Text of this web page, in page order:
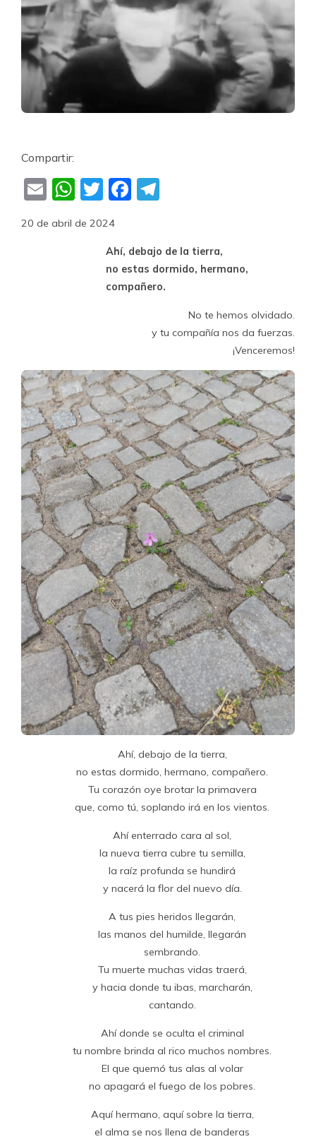
Compartir:
EmailWhatsApp
TwitterFacebook
20 de abril de 2024
Ahí, debajo de la tierra,
no estas dormido, hermano,
compañero.
No te hemos olvidado.
y tu compañía nos da fuerzas.
¡Venceremos!
Ahí, debajo de la tierra,
no estas dormido, hermano, compañero.
Tu corazón oye brotar la primavera
que, como tú, soplando irá en los vientos.
Ahí enterrado cara al sol,
la nueva tierra cubre tu semilla,
la raíz profunda se hundirá
y nacerá la flor del nuevo día.
A tus pies heridos llegarán,
las manos del humilde, llegarán
sembrando.
Tu muerte muchas vidas traerá,
y hacia donde tu ibas, marcharán,
cantando.
Ahí donde se oculta el criminal
tu nombre brinda al rico muchos nombres.
El que quemó tus alas al volar
no apagará el fuego de los pobres.
Aquí hermano, aquí sobre la tierra,
el alma se nos llena de banderas